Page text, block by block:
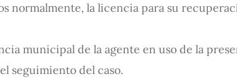
normalmente, la licencia para su
municipal de la agente en uso de la
seguimiento del caso.